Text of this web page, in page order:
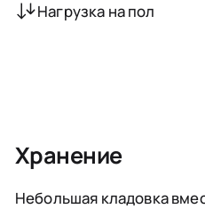
Нагрузка на пол
Хранение
Небольшая кладовка